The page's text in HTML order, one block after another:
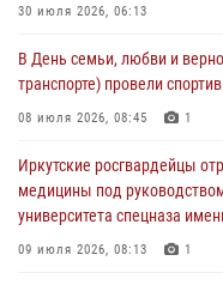
сердца к сердцу» (видео)
31 июля 2026, 04:37
пропавшую пожилую
30 июля 2026, 07:37
30 июля 2026, 06:13
В День семьи, любви и
транспорте) провели
08 июля 2026, 08:45 1
Иркутские росгвардейцы
медицины под
университета спецназа
09 июля 2026, 08:13 1